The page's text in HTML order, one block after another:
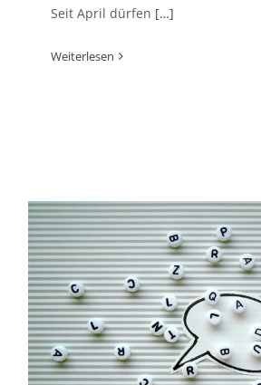
Seit April dürfen […]
Weiterlesen